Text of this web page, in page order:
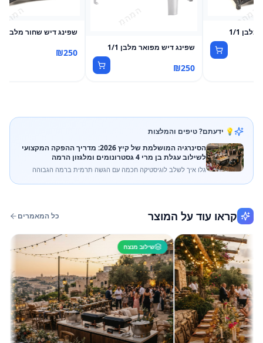
1/1
שפינג דיש מפואר מלבן 1/1
₪250
שפינג דיש שחור מלבן 1/1
₪250
💡 ידעתם? טיפים והמלצות
הסינרגיה המושלמת של קיץ 2026: מדריך ההפקה המקצועי
לשילוב עגלת בן מרי 4 גסטרונומים ומלגזון הרמה
גלו איך לשלב לוגיסטיקה חכמה עם הגשה תרמית ברמה הגבוהה
קראו עוד על המוצר כל המאמרים
שילוב מנצח